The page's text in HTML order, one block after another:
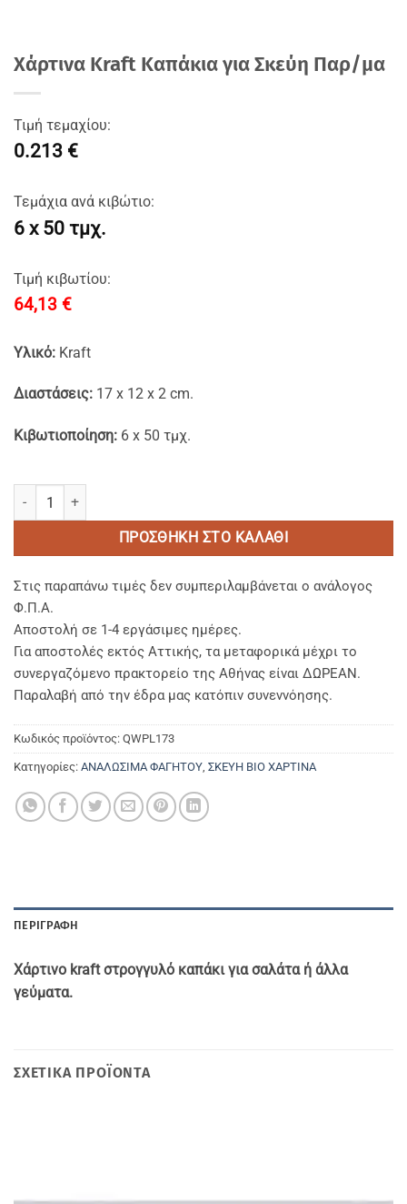
Χάρτινα Kraft Καπάκια για Σκεύη Παρ/μα
Τιμή τεμαχίου:
0.213 €
Τεμάχια ανά κιβώτιο:
6 x 50 τμχ.
Τιμή κιβωτίου:
64,13 €
Υλικό: Kraft
Διαστάσεις: 17 x 12 x 2 cm.
Κιβωτιοποίηση: 6 x 50 τμχ.
Χάρτινα Kraft Καπάκια για Σκεύη Παρ/μα ποσότητα
ΠΡΟΣΘΉΚΗ ΣΤΟ ΚΑΛΆΘΙ
Στις παραπάνω τιμές δεν συμπεριλαμβάνεται ο ανάλογος
Φ.Π.Α.
Αποστολή σε 1-4 εργάσιμες ημέρες.
Για αποστολές εκτός Αττικής, τα μεταφορικά μέχρι το
συνεργαζόμενο πρακτορείο της Αθήνας είναι ΔΩΡΕΑΝ.
Παραλαβή από την έδρα μας κατόπιν συνεννόησης.
Κωδικός προϊόντος: QWPL173
Κατηγορίες: ΑΝΑΛΩΣΙΜΑ ΦΑΓΗΤΟΥ ΣΚΕΥΗ ΒΙΟ ΧΑΡΤΙΝΑ
ΠΕΡΙΓΡΑΦΉ
Xάρτινo kraft στρογγυλό καπάκι για σαλάτα ή άλλα
γεύματα.
ΣΧΕΤΙΚΆ ΠΡΟΪΌΝΤΑ